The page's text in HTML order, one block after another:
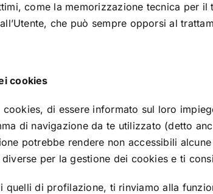
come la memorizzazione tecnica per
che può sempre opporsi al
cookies
di essere informato sul loro
di navigazione da te utilizzato (detto
potrebbe rendere non accessibili
per la gestione dei cookies e ti
quelli di profilazione, ti rinviamo alla